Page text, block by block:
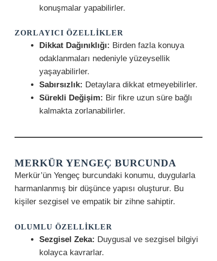
konuşmalar yapabilirler.
ZORLAYICI ÖZELLIKLER
Dikkat Dağınıklığı: Birden fazla konuya
odaklanmaları nedeniyle yüzeysellik
yaşayabilirler.
Sabırsızlık: Detaylara dikkat etmeyebilirler.
Sürekli Değişim: Bir fikre uzun süre bağlı
kalmakta zorlanabilirler.
MERKÜR YENGEÇ BURCUNDA
Merkür’ün Yengeç burcundaki konumu, duygularla
harmanlanmış bir düşünce yapısı oluşturur. Bu
kişiler sezgisel ve empatik bir zihne sahiptir.
OLUMLU ÖZELLIKLER
Sezgisel Zeka: Duygusal ve sezgisel bilgiyi
kolayca kavrarlar.